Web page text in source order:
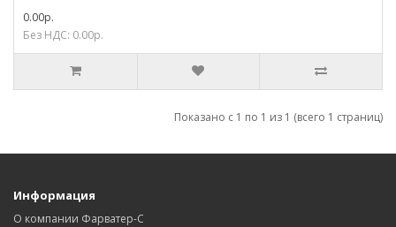
0.00р.
Без НДС: 0.00р.
Показано с 1 по 1 из 1 (всего 1 страниц)
Информация
О компании Фарватер-С